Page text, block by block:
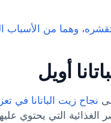
وهما من الأسباب
أويل
نجاح زيت الباتانا في